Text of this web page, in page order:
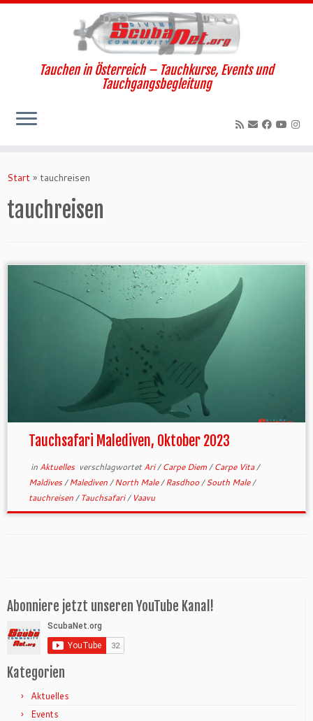
Inhalt
Tauchen in Österreich – Tauchkurse, Events und
Tauchgangsbegleitung
Start » tauchreisen
tauchreisen
Tauchsafari Malediven, Oktober 2023
in Aktuelles verschlagwortetAri/Carpe Diem/Carpe Vita/
Maldives/Malediven/North Male/Rasdhoo/South Male/
tauchreisen/Tauchsafari/ Vaavu
Abonniere jetzt unseren YouTube Kanal!
Kategorien
Aktuelles
Events